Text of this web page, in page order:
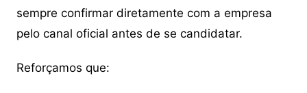
sempre confirmar diretamente com a empresa
pelo canal oficial antes de se candidatar.
Reforçamos que: